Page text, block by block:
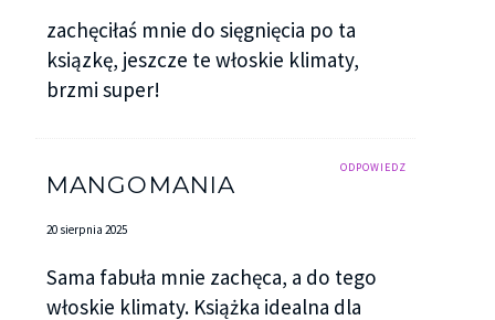
zachęciłaś mnie do sięgnięcia po ta
ksiązkę, jeszcze te włoskie klimaty,
brzmi super!
ODPOWIEDZ
MANGOMANIA
20 sierpnia 2025
Sama fabuła mnie zachęca, a do tego
włoskie klimaty. Książka idealna dla